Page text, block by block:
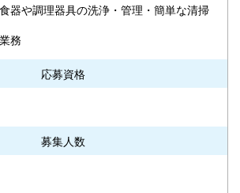
器や調理器具の洗浄・管理・簡単な清掃
務
応募資格
募集人数